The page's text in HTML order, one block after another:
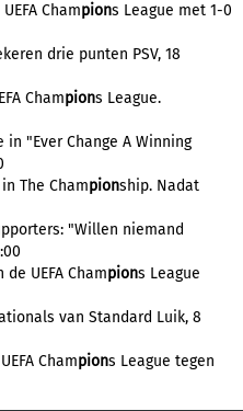
Champions League met 1-0
drie punten PSV, 18
Champions League.
"Ever Change A Winning
The Championship. Nadat
"Willen niemand
UEFA Champions League
van Standard Luik, 8
Champions League tegen